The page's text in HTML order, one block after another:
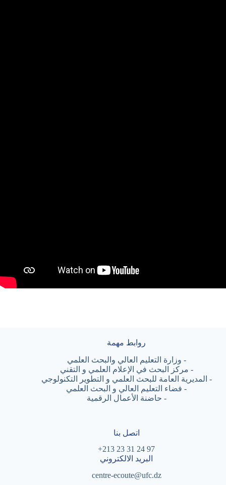
روابط مهمة
- وزارة التعليم العالي والبحث العلمي
- مركز البحث في الإعلام العلمي و التقني
- المديرية العامة للبحث العلمي و التطوير التكنولوجي
- فضاء التعليم العالي و البحث العلمي
- حاضنة الأعمال الرقمية
اتصل بنا
97 24 31 23 213+
البريد الالكتروني
centre-ecoute@ufc.dz